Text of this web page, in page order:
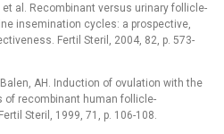
et al. Recombinant versus urinary follicle-
insemination cycles: a prospective,
Fertil Steril, 2004, 82, p. 573-
AH. Induction of ovulation with the
of recombinant human follicle-
Steril, 1999, 71, p. 106-108.